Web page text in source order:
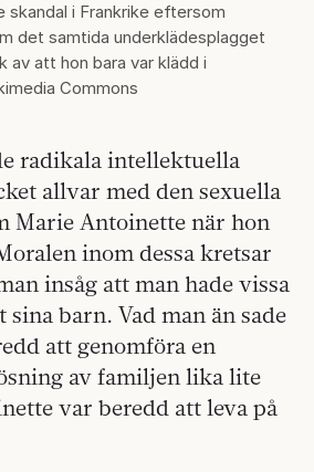
i Frankrike eftersom
det samtida underklädesplagget
av att hon bara var klädd i
Commons
radikala intellektuella
allvar med den sexuella
Marie Antoinette när hon
inom dessa kretsar
insåg att man hade vissa
barn. Vad man än sade
att genomföra en
av familjen lika lite
var beredd att leva på